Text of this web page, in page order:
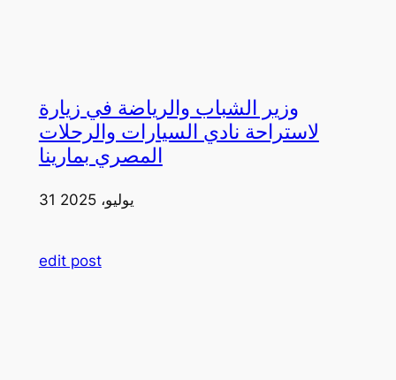
وزير الشباب والرياضة في زيارة
لاستراحة نادي السيارات والرحلات
المصري بمارينا
31 يوليو، 2025
edit post